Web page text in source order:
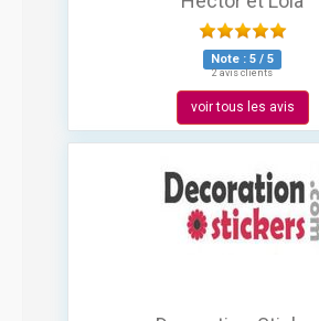
Note : 5 / 5
2 avis clients
voir tous les avis